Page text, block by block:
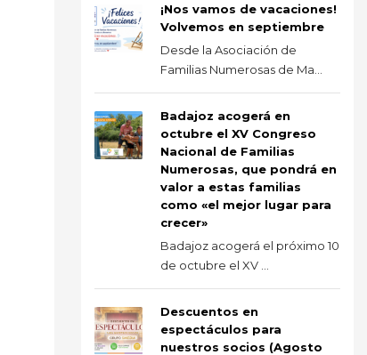
¡Nos vamos de vacaciones!
Volvemos en septiembre
Desde la Asociación de
Familias Numerosas de Ma...
Badajoz acogerá en
octubre el XV Congreso
Nacional de Familias
Numerosas, que pondrá en
valor a estas familias
como «el mejor lugar para
crecer»
Badajoz acogerá el próximo 10
de octubre el XV ...
Descuentos en
espectáculos para
nuestros socios (Agosto